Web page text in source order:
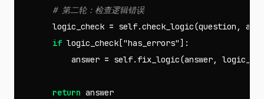
logic_check = self.check_logic(question ,
if logic_check ["has_errors"]:
answer = self. fix_logic(answer,
return answer